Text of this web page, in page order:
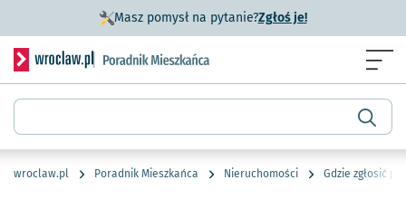
Masz pomysł na pytanie?Zgłoś je!- otworzy się w
Serwis informacyjny wroclaw.pl podserwis: Poradnik
Wyszukiwarka
wroclaw.pl Poradnik Mieszkańca Nieruchomości Gdzie zgłosić